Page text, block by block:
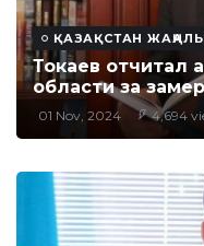
ҚАЗАҚСТАН
Токаев отчитал
области за
01 Nov, 2024 4,694